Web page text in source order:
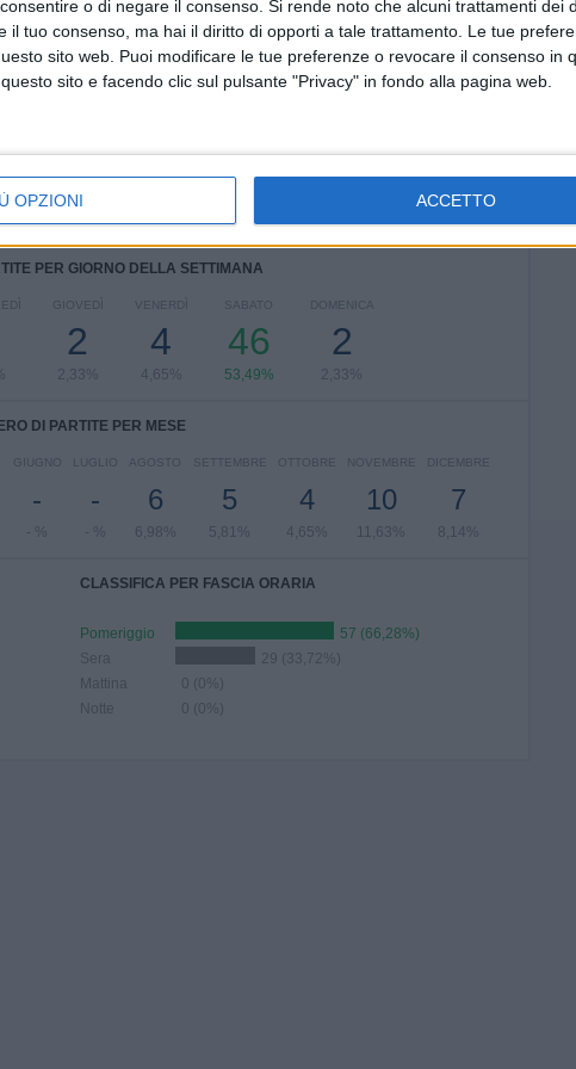
o di negare il consenso. Si rende noto che alcuni trattamenti dei
il tuo consenso, ma hai il diritto di opporti a tale trattamento. Le tue
sito web. Puoi modificare le tue preferenze o revocare il consenso in
sito e facendo clic sul pulsante "Privacy" in fondo alla pagina web.
OPZIONI ACCETTO
CLASSIFICA PER COMPETIZIONI
National League
85 (98,84%)
FA Cup
1 (1,16%)
PER GIORNO DELLA SETTIMANA
GIOVEDÌ
2
2,33%
VENERDÌ
4
4,65%
SABATO
46
53,49%
DOMENICA
2
2,33%
DI PARTITE PER MESE
GIUGNO
-
- %
LUGLIO
-
- %
AGOSTO
6
6,98%
SETTEMBRE
5
5,81%
OTTOBRE
4
4,65%
NOVEMBRE
10
11,63%
DICEMBRE
7
8,14%
CLASSIFICA PER FASCIA ORARIA
Pomeriggio
57 (66,28%)
Sera
29 (33,72%)
Mattina
0 (0%)
Notte
0 (0%)